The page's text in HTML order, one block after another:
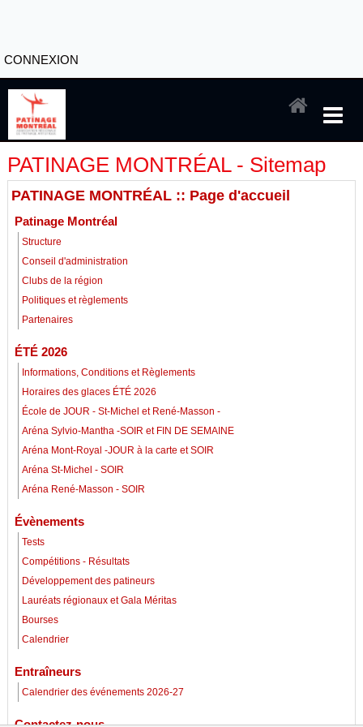
CONNEXION
PATINAGE MONTRÉAL - Sitemap
PATINAGE MONTRÉAL :: Page d'accueil
Patinage Montréal
Structure
Conseil d'administration
Clubs de la région
Politiques et règlements
Partenaires
ÉTÉ 2026
Informations, Conditions et Règlements
Horaires des glaces ÉTÉ 2026
École de JOUR - St-Michel et René-Masson -
Aréna Sylvio-Mantha -SOIR et FIN DE SEMAINE
Aréna Mont-Royal -JOUR à la carte et SOIR
Aréna St-Michel - SOIR
Aréna René-Masson - SOIR
Évènements
Tests
Compétitions - Résultats
Développement des patineurs
Lauréats régionaux et Gala Méritas
Bourses
Calendrier
Entraîneurs
Calendrier des événements 2026-27
Contactez-nous